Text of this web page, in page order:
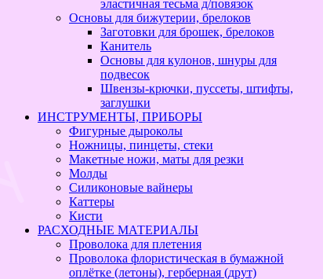
эластичная тесьма д/повязок
Основы для бижутерии, брелоков
Заготовки для брошек, брелоков
Канитель
Основы для кулонов, шнуры для
подвесок
Швензы-крючки, пуссеты, штифты,
заглушки
ИНСТРУМЕНТЫ, ПРИБОРЫ
Фигурные дыроколы
Ножницы, пинцеты, стеки
Макетные ножи, маты для резки
Молды
Силиконовые вайнеры
Каттеры
Кисти
РАСХОДНЫЕ МАТЕРИАЛЫ
Проволока для плетения
Проволока флористическая в бумажной
оплётке (летоны), герберная (друт)